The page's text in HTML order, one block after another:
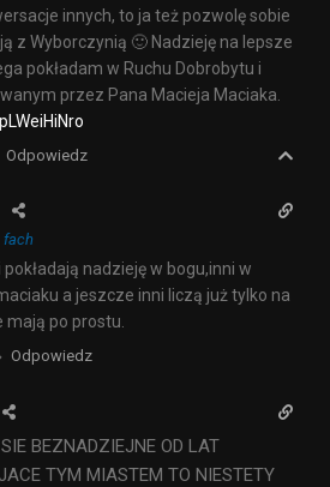
innych, to ja też pozwolę sobie
z Wyborczynią 🙂 Nadzieję na lepsze
pokładam w Ruchu Dobrobytu i
przez Pana Macieja Maciaka.
Odpowiedz
fach
nadzieję w bogu,inni w
a jeszcze inni liczą już tylko na
mają po prostu.
Odpowiedz
BEZNADZIEJNE OD LAT
TYM MIASTEM TO NIESTETY